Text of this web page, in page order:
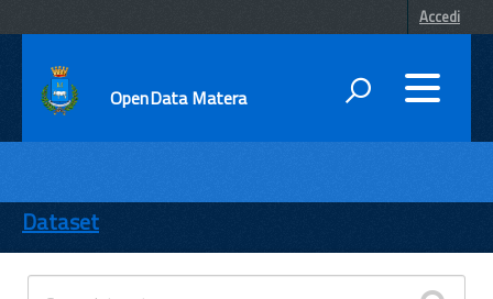
Accedi
OpenData Matera
ENTI
TEMI
INFORMAZIONI
Dataset